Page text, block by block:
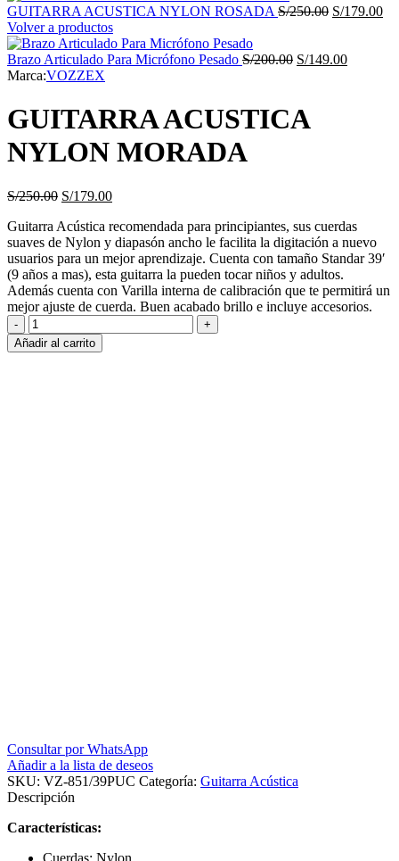
GUITARRA ACUSTICA NYLON ROSADA S/250.00 El
era:
S/179.00El
Volver a productos
Brazo Articulado Para Micrófono Pesado S/200.00 El
era:
S/200.00.
S/149.00El
Marca:VOZZEX
GUITARRA ACUSTICA
NYLON MORADA
S/250.00 El
original
era:
S/250.00.
S/179.00El
actual
es:
S/179.00.
Guitarra Acústica recomendada para principiantes, sus cuerdas
suaves de Nylon y diapasón ancho le facilita la digitación a nuevo
usuarios para un mejor aprendizaje. Cuenta con tamaño Standar 39′
(9 años a mas), esta guitarra la pueden tocar niños y adultos.
Además cuenta con Varilla interna de calibración que te permitirá un
mejor ajuste de cuerda. Buen acabado brillo e incluye accesorios.
GUITARRA
ACUSTICA
NYLON
Añadir al carrito
Consultar por WhatsApp
Añadir a la lista de deseos
SKU: VZ-851/39PUC Categoría: Guitarra Acústica
Descripción
Características:
Cuerdas: Nylon